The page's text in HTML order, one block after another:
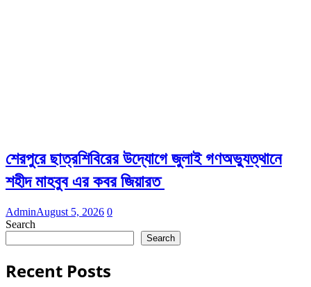
শেরপুরে ছাত্রশিবিরের উদ্যোগে জুলাই গণঅভ্যুত্থানে
শহীদ মাহবুব এর কবর জিয়ারত
AdminAugust 5, 2026 0
Search
Search
Recent Posts